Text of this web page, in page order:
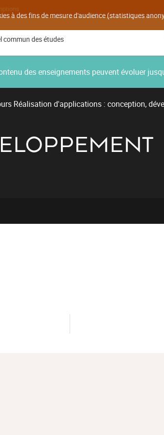
à des fins de mesure d'audience (statistiques
commun des études
des enseignements peuvent évoluer
Réalisation d'applications : conception,